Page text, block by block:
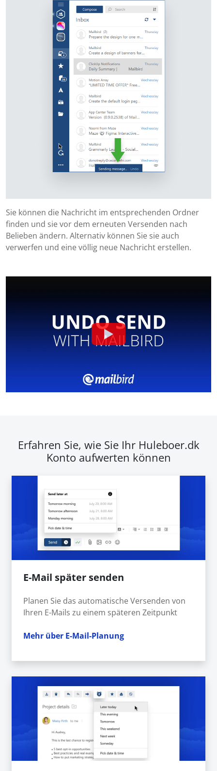
Sie können die Nachricht im entsprechenden Ordner
finden und sie vor dem erneuten Versenden nach
Belieben ändern. Alternativ können Sie sie auch
verwerfen und eine völlig neue Nachricht erstellen.
Erfahren Sie, wie Sie Ihr Huleboer.dk
Konto aufwerten können
E-Mail später senden
Planen Sie das automatische Versenden von
Ihren E-Mails zu einem späteren Zeitpunkt
Mehr über E-Mail-Planung